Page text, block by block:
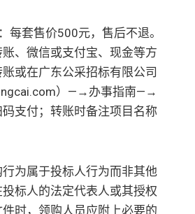
每套售价500元，售后不退。
、微信或支付宝、现金等方
或在广东公采招标有限公司
）—→办事指南—→
支付；转账时备注项目名称
为属于投标人行为而非其他
标人的法定代表人或其授权
时，领购人员应附上必要的